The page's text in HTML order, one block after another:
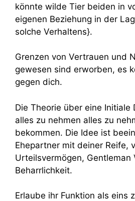
könnte wilde Tier beiden in
eigenen Beziehung in der
solche Verhaltens}.
Grenzen von Vertrauen und
gewesen sind erworben, es
gegen dich.
Die Theorie über eine Initiale
alles zu nehmen alles zu
bekommen. Die Idee ist
Ehepartner mit deiner Reife,
Urteilsvermögen, Gentleman
Beharrlichkeit.
Erlaube ihr Funktion als eins